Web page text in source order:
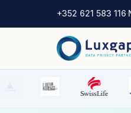
+352 621 583 116·